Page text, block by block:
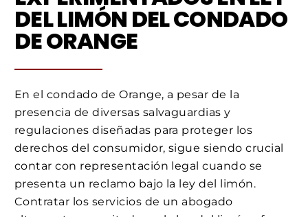
DEL LIMÓN DEL CONDADO
DE ORANGE
En el condado de Orange, a pesar de la
presencia de diversas salvaguardias y
regulaciones diseñadas para proteger los
derechos del consumidor, sigue siendo crucial
contar con representación legal cuando se
presenta un reclamo bajo la ley del limón.
Contratar los servicios de un abogado